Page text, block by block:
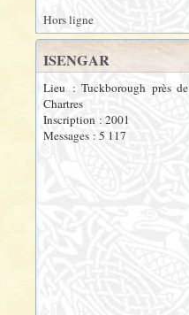
Hors ligne
ISENGAR
Lieu : Tuckborough près de
Chartres
Inscription : 2001
Messages : 5 117